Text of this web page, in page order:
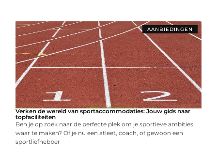
AANBIEDINGEN
Verken de wereld van sportaccommodaties: Jouw gids naar
topfaciliteiten
Ben je op zoek naar de perfecte plek om je sportieve ambities
waar te maken? Of je nu een atleet, coach, of gewoon een
sportliefhebber